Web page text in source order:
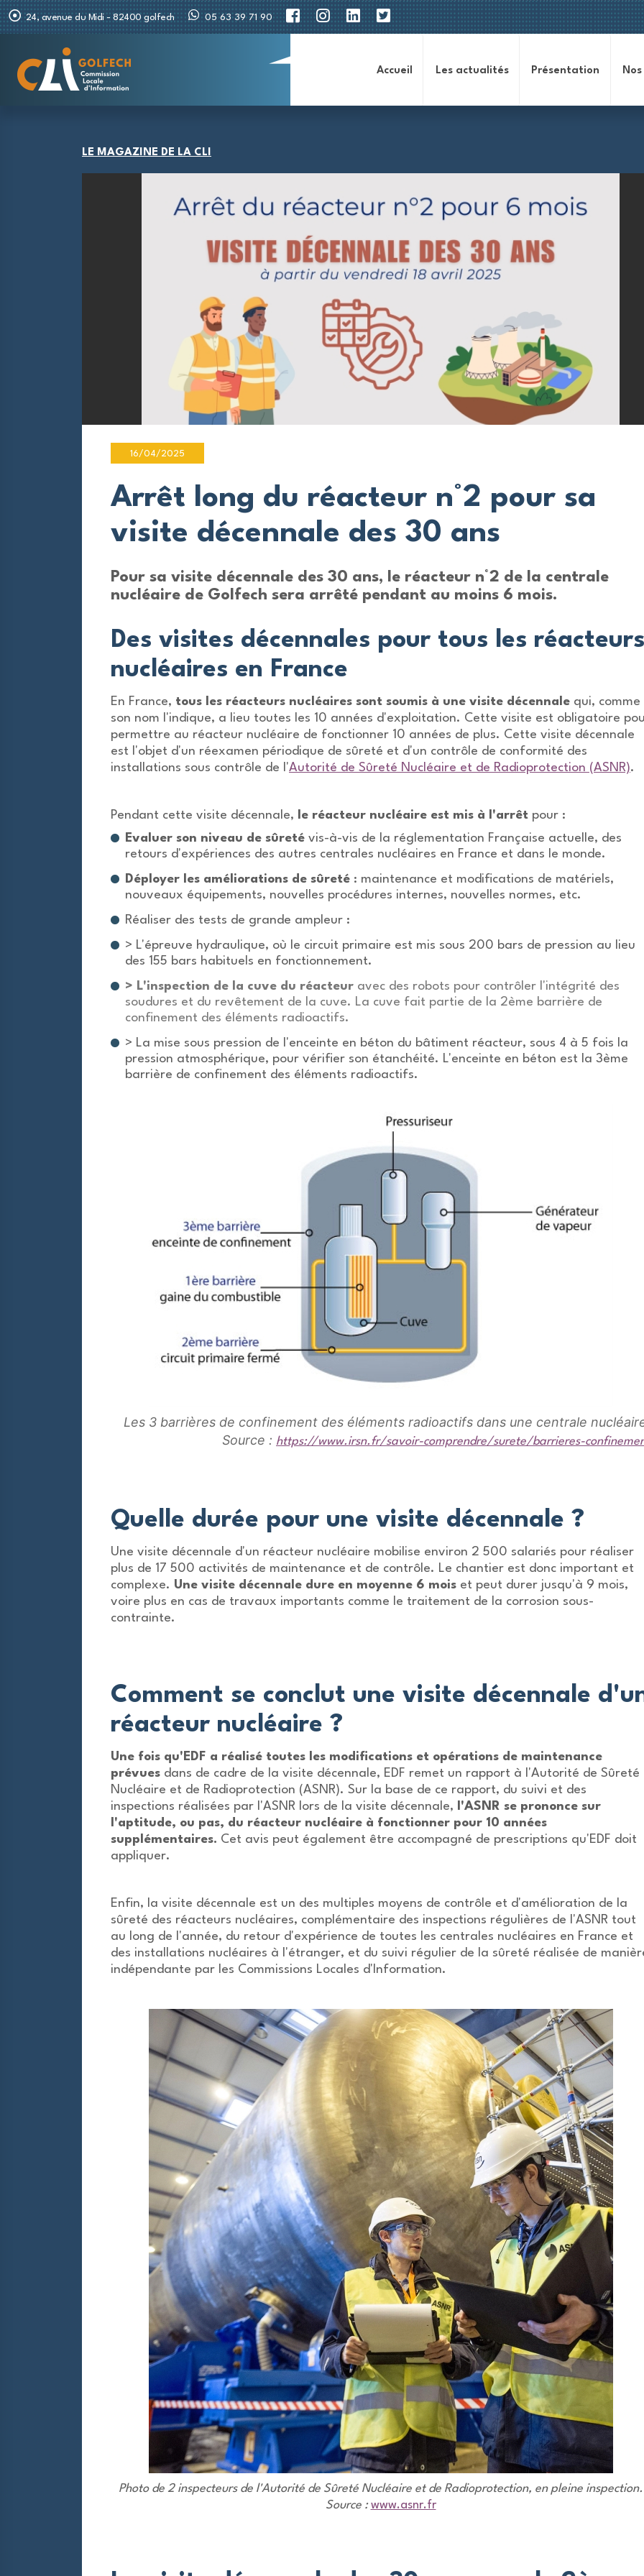
24, avenue du Midi - 82400 golfech 05 63 39 71 90
Accueil Les actualités Présentation
LE MAGAZINE DE LA CLI
16/04/2025
Arrêt long du réacteur n°2 pour sa
visite décennale des 30 ans
Pour sa visite décennale des 30 ans, le réacteur n°2 de la centrale
nucléaire de Golfech sera arrêté pendant au moins 6 mois.
Des visites décennales pour tous les réacteurs
nucléaires en France
En France, tous les réacteurs nucléaires sont soumis à une visite décennale qui, comme
son nom l'indique, a lieu toutes les 10 années d'exploitation. Cette visite est obligatoire
permettre au réacteur nucléaire de fonctionner 10 années de plus. Cette visite décennale
est l'objet d'un réexamen périodique de sûreté et d'un contrôle de conformité des
installations sous contrôle de l'Autorité de Sûreté Nucléaire et de Radioprotection (ASNR).
Pendant cette visite décennale, le réacteur nucléaire est mis à l'arrêt pour :
Evaluer son niveau de sûreté vis-à-vis de la réglementation Française actuelle, des
retours d'expériences des autres centrales nucléaires en France et dans le monde.
Déployer les améliorations de sûreté : maintenance et modifications de matériels,
nouveaux équipements, nouvelles procédures internes, nouvelles normes, etc.
Réaliser des tests de grande ampleur :
> L'épreuve hydraulique, où le circuit primaire est mis sous 200 bars de pression au lieu
des 155 bars habituels en fonctionnement.
> L'inspection de la cuve du réacteur avec des robots pour contrôler l'intégrité des
soudures et du revêtement de la cuve. La cuve fait partie de la 2ème barrière de
confinement des éléments radioactifs.
> La mise sous pression de l'enceinte en béton du bâtiment réacteur, sous 4 à 5 fois la
pression atmosphérique, pour vérifier son étanchéité. L'enceinte en béton est la 3ème
barrière de confinement des éléments radioactifs.
Les 3 barrières de confinement des éléments radioactifs dans une centrale
Source : https://www.irsn.fr/savoir-comprendre/surete/barrieres-
Quelle durée pour une visite décennale ?
Une visite décennale d'un réacteur nucléaire mobilise environ 2 500 salariés pour réaliser
plus de 17 500 activités de maintenance et de contrôle. Le chantier est donc important et
complexe. Une visite décennale dure en moyenne 6 mois et peut durer jusqu'à 9 mois,
voire plus en cas de travaux importants comme le traitement de la corrosion sous-
contrainte.
Comment se conclut une visite décennale
réacteur nucléaire ?
Une fois qu'EDF a réalisé toutes les modifications et opérations de maintenance
prévues dans de cadre de la visite décennale, EDF remet un rapport à l'Autorité de Sûreté
Nucléaire et de Radioprotection (ASNR). Sur la base de ce rapport, du suivi et des
inspections réalisées par l'ASNR lors de la visite décennale,
l'ASNR se prononce sur
l'aptitude, ou pas, du réacteur nucléaire à fonctionner pour 10 années
supplémentaires. Cet avis peut également être accompagné de prescriptions qu'EDF doit
appliquer.
Enfin, la visite décennale est un des multiples moyens de contrôle et d'amélioration de la
sûreté des réacteurs nucléaires, complémentaire des inspections régulières de l'ASNR tout
au long de l'année, du retour d'expérience de toutes les centrales nucléaires en France et
des installations nucléaires à l'étranger, et du suivi régulier de la sûreté réalisée de
indépendante par les Commissions Locales d'Information.
Photo de 2 inspecteurs de l'Autorité de Sûreté Nucléaire et de Radioprotection, en pleine inspection.
Source : www.asnr.fr